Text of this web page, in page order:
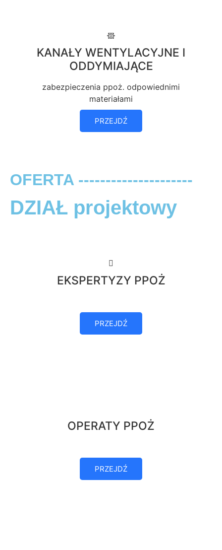
KANAŁY WENTYLACYJNE I
ODDYMIAJĄCE
zabezpieczenia ppoż. odpowiednimi
materiałami
PRZEJDŹ
OFERTA ---------------------
DZIAŁ projektowy
EKSPERTYZY PPOŻ
PRZEJDŹ
OPERATY PPOŻ
PRZEJDŹ